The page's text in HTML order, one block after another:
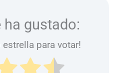
ha gustado:
estrella para votar!